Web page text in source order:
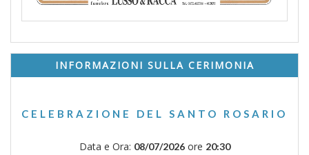
INFORMAZIONI SULLA CERIMONIA
CELEBRAZIONE DEL SANTO ROSARIO
Data e Ora: 08/07/2026ore 20:30